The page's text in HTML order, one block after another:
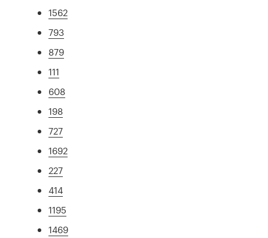
1562
793
879
111
608
198
727
1692
227
414
1195
1469